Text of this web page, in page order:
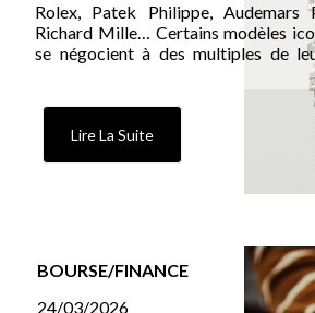
Rolex, Patek Philippe, Audemars
Richard Mille… Certains modèles
se négocient à des multiples de
boutique. Mais derrière
médiatique, le marché reste
exigeant. Ce que vous devez savoir
considérer l’horlogerie
placement.
Lire La Suite
BOURSE/FINANCE
24/03/2026